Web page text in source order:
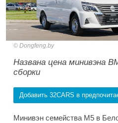
Dongfeng.by
Названа цена минивэна
сборки
Добавить 32CARS в
Минивэн семейства M5 в